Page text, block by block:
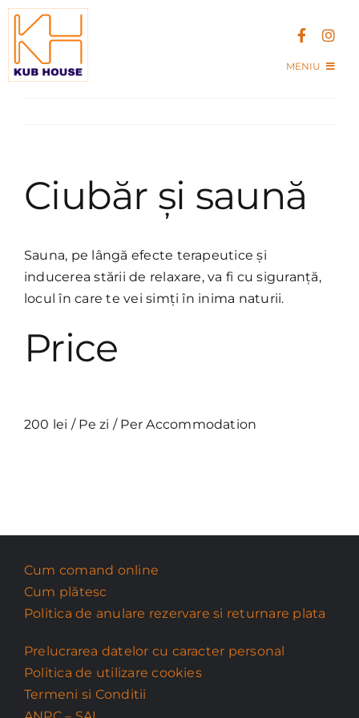
Skip
content
MENIU
Ciubăr și saună
Sauna, pe lângă efecte terapeutice și
inducerea stării de relaxare, va fi cu siguranță,
locul în care te vei simți în inima naturii.
Price
200 lei / Pe zi / Per Accommodation
Cum comand online
Cum plătesc
Politica de anulare rezervare si returnare plata
Prelucrarea datelor cu caracter personal
Politica de utilizare cookies
Termeni si Conditii